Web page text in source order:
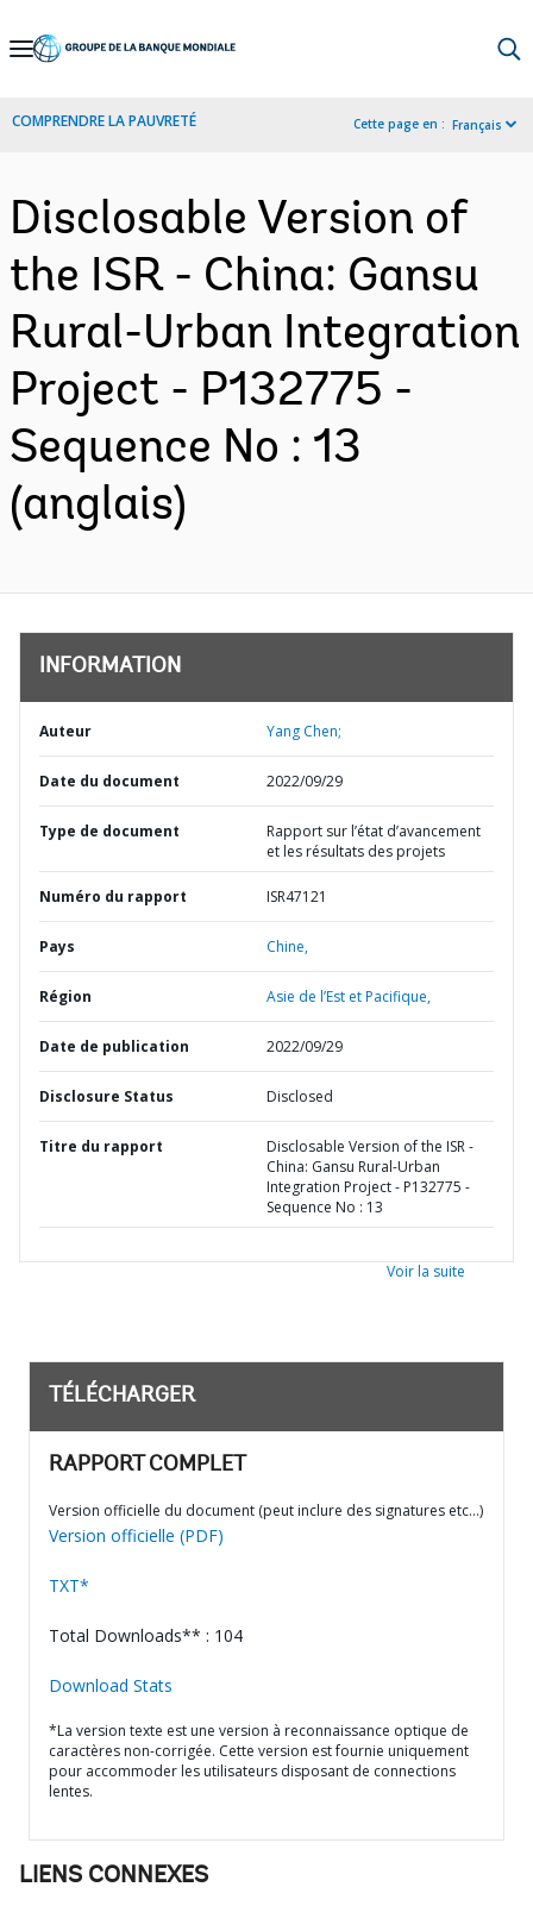
Skip
Navigation
COMPRENDRE LA PAUVRETÉ Cette page en : Français
Disclosable Version of
the ISR - China: Gansu
Rural-Urban Integration
Project - P132775 -
Sequence No : 13
(anglais)
INFORMATION
Auteur Yang Chen;
Date du document 2022/09/29
Type de document
Rapport sur l’état d’avancement
et les résultats des projets
Numéro du rapport ISR47121
Pays Chine,
Région Asie de l’Est et Pacifique,
Date de publication 2022/09/29
Disclosure Status Disclosed
Titre du rapport
Disclosable Version of the ISR -
China: Gansu Rural-Urban
Integration Project - P132775 -
Sequence No : 13
Voir la suite
TÉLÉCHARGER
RAPPORT COMPLET
Version officielle du document (peut inclure des signatures etc…)
Version officielle (PDF)
TXT*
Total Downloads** : 104
Download Stats
*La version texte est une version à reconnaissance optique de
caractères non-corrigée. Cette version est fournie uniquement
pour accommoder les utilisateurs disposant de connections
lentes.
LIENS CONNEXES